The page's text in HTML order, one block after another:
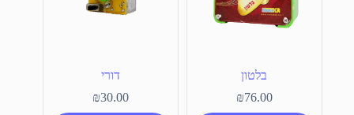
בלטון
₪76.00
דורי
₪30.00